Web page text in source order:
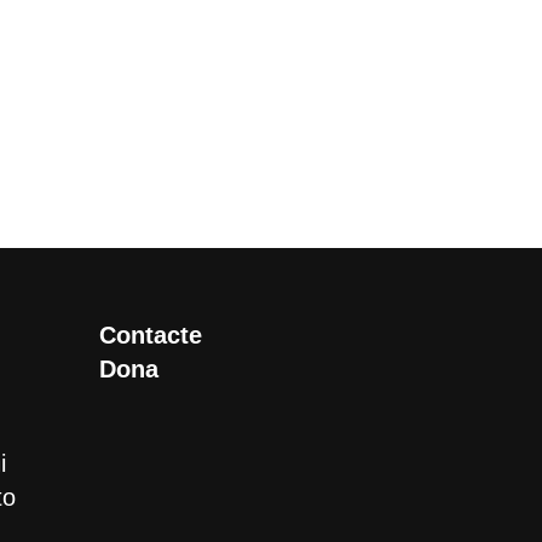
Contacte
Dona